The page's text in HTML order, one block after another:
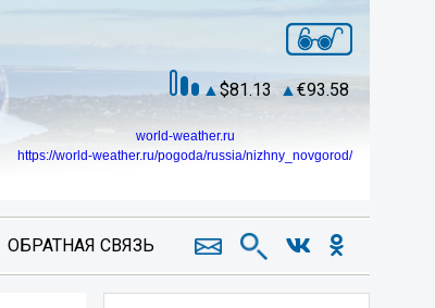
81.13 93.58
world-weather.ru
https://world-weather.ru/pogoda/russia/nizhny_novgorod/
ОБРАТНАЯ СВЯЗЬ